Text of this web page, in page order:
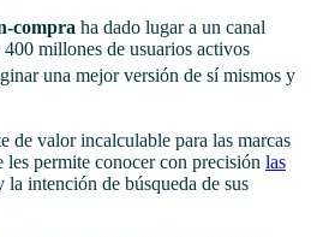
compra ha dado lugar a un canal
400 millones de usuarios activos
una mejor versión de sí mismos y
de valor incalculable para las marcas
les permite conocer con precisión las
la intención de búsqueda de sus